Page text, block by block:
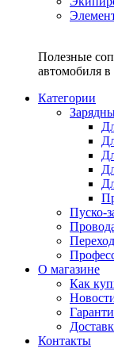
Полезные
автомобиля
Категории
Пуско-
О магазине
Как
Контакты